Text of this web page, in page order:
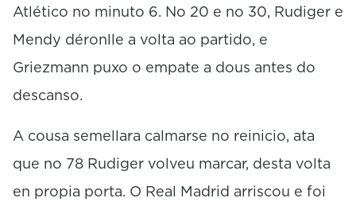
Atlético no minuto 6. No 20 e no 30, Rudiger e
Mendy déronlle a volta ao partido, e
Griezmann puxo o empate a dous antes do
descanso.
A cousa semellara calmarse no reinicio, ata
que no 78 Rudiger volveu marcar, desta volta
en propia porta. O Real Madrid arriscou e foi